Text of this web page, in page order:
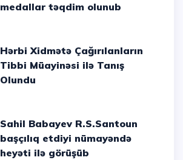
medallar təqdim olunub
Hərbi Xidmətə Çağırılanların
Tibbi Müayinəsi ilə Tanış
Olundu
Sahil Babayev R.S.Santoun
başçılıq etdiyi nümayəndə
heyəti ilə görüşüb